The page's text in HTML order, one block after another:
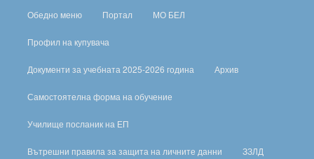
Обедно меню Портал МО БЕЛ
Профил на купувача
Документи за учебната 2025-2026 година Архив
Самостоятелна форма на обучение
Училище посланик на ЕП
Вътрешни правила за защита на личните данни ЗЗЛД